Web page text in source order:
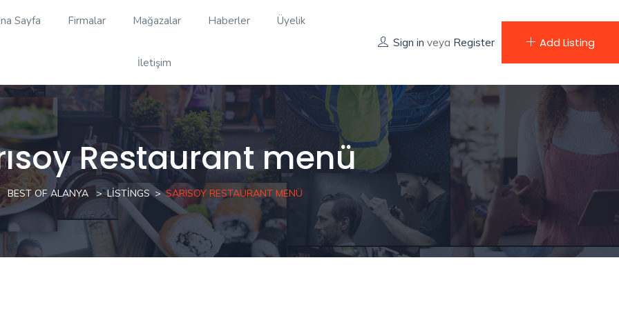
Sayfa Firmalar Mağazalar Haberler Üyelik
İletişim
Sign in veya Register Add Listing
Restaurant menü
BEST OF ALANYA LISTINGS SARISOY RESTAURANT MENÜ